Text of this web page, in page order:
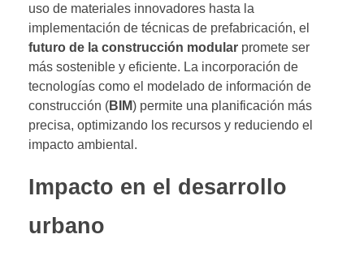
uso de materiales innovadores hasta la
implementación de técnicas de prefabricación, el
futuro de la construcción modular promete ser
más sostenible y eficiente. La incorporación de
tecnologías como el modelado de información de
construcción (BIM) permite una planificación más
precisa, optimizando los recursos y reduciendo el
impacto ambiental.
Impacto en el desarrollo
urbano